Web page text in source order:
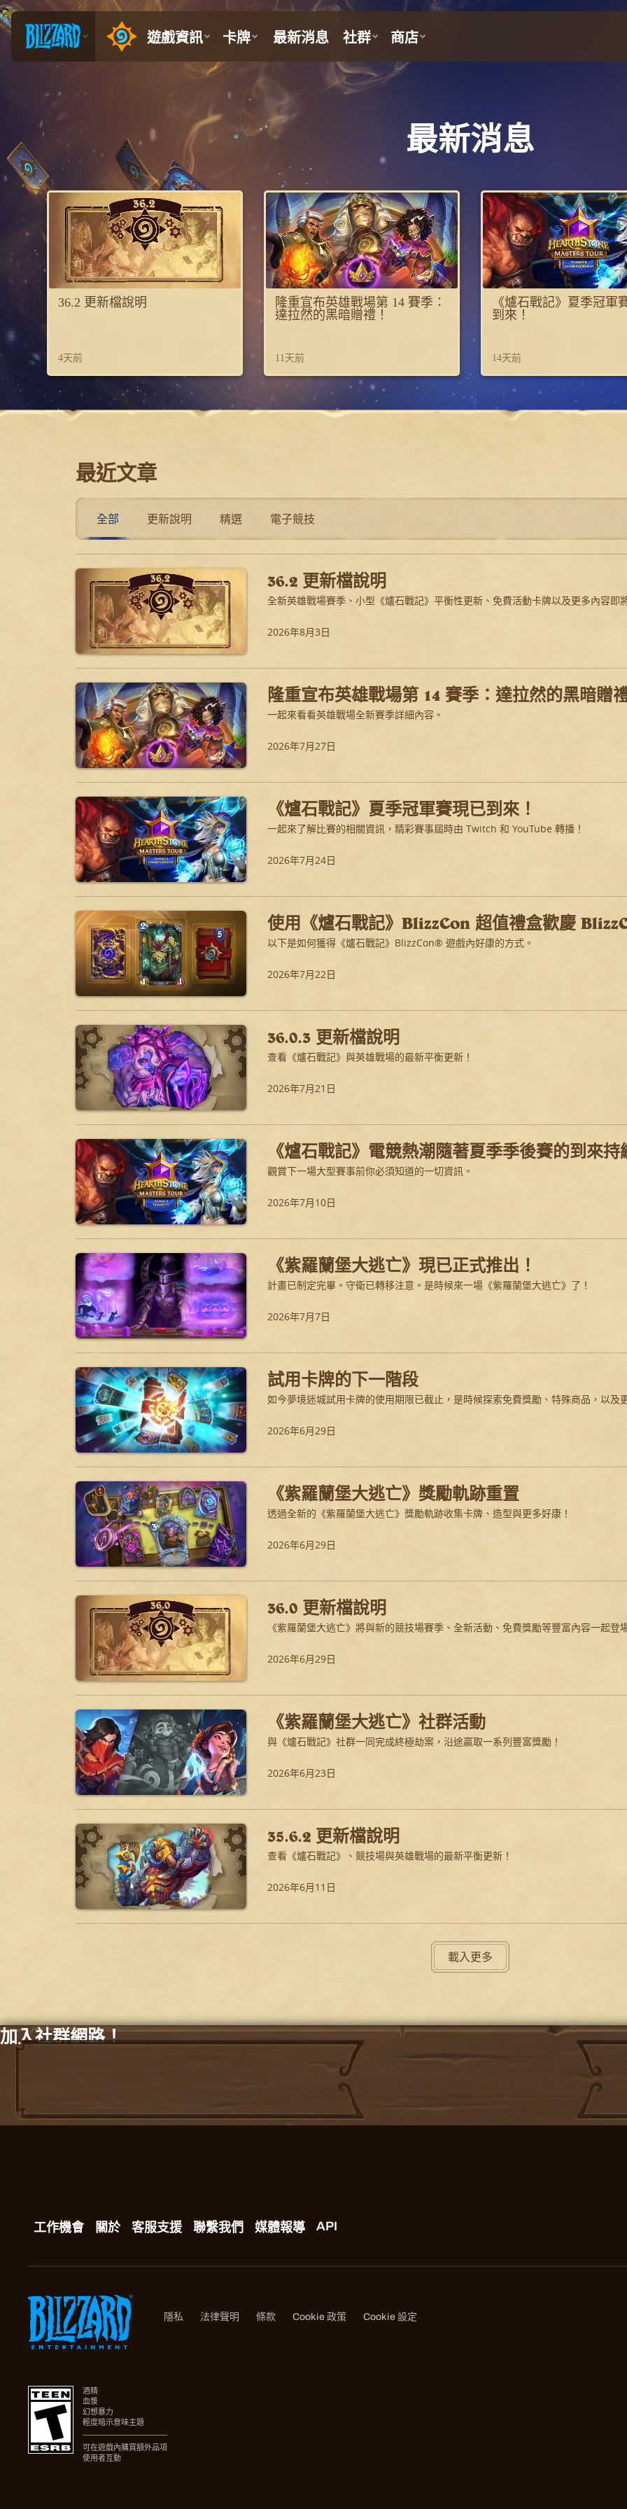
最新消息
36.2 更新檔說明
4天前
隆重宣布英雄戰場第 14 賽季：
達拉然的黑暗贈禮！
11天前
《爐石戰記》夏季冠軍
到來！
14天前
最近文章
全部 更新說明 精選 電子競技
36.2 更新檔說明
全新英雄戰場賽季、小型《爐石戰記》平衡性更新、免費活動卡牌以及更多內容即
2026年8月3日
隆重宣布英雄戰場第 14 賽季：達拉然的黑暗贈
一起來看看英雄戰場全新賽季詳細內容。
2026年7月27日
《爐石戰記》夏季冠軍賽現已到來！
一起來了解比賽的相關資訊，精彩賽事屆時由 Twitch 和 YouTube 轉播！
2026年7月24日
使用《爐石戰記》BlizzCon 超值禮盒歡慶
以下是如何獲得《爐石戰記》BlizzCon® 遊戲內好康的方式。
2026年7月22日
36.0.3 更新檔說明
查看《爐石戰記》與英雄戰場的最新平衡更新！
2026年7月21日
《爐石戰記》電競熱潮隨著夏季季後賽的到來持
觀賞下一場大型賽事前你必須知道的一切資訊。
2026年7月10日
《紫羅蘭堡大逃亡》現已正式推出！
計畫已制定完畢。守衛已轉移注意。是時候來一場《紫羅蘭堡大逃亡》了！
2026年7月7日
試用卡牌的下一階段
如今夢境迷城試用卡牌的使用期限已截止，是時候探索免費獎勵、特殊商品，以及
2026年6月29日
《紫羅蘭堡大逃亡》獎勵軌跡重置
透過全新的《紫羅蘭堡大逃亡》獎勵軌跡收集卡牌、造型與更多好康！
2026年6月29日
36.0 更新檔說明
《紫羅蘭堡大逃亡》將與新的競技場賽季、全新活動、免費獎勵等豐富內容一起登
2026年6月29日
《紫羅蘭堡大逃亡》社群活動
與《爐石戰記》社群一同完成終極劫案，沿途贏取一系列豐富獎勵！
2026年6月23日
35.6.2 更新檔說明
查看《爐石戰記》、競技場與英雄戰場的最新平衡更新！
2026年6月11日
載入更多
加入社群網路！